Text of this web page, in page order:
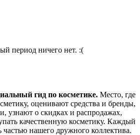
период ничего нет. :(
гид по косметике. Место, где
оценивают средства и бренды,
узнают о скидках и распродажах,
качественную косметику. Каждый
нашего дружного коллектива.